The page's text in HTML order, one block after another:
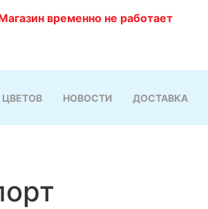
временно не работает
ЦВЕТОВ НОВОСТИ ДОСТАВКА